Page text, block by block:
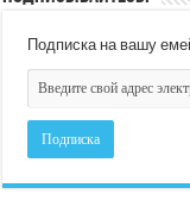
Подписка на вашу